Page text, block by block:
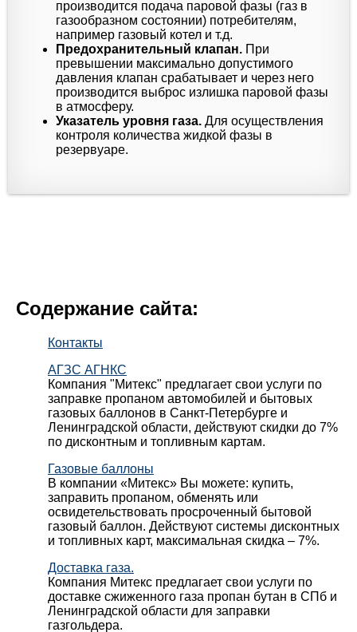
производится подача паровой фазы (газ в
газообразном состоянии) потребителям,
например газовый котел и т.д.
Предохранительный клапан. При
превышении максимально допустимого
давления клапан срабатывает и через него
производится выброс излишка паровой фазы
в атмосферу.
Указатель уровня газа. Для осуществления
контроля количества жидкой фазы в
резервуаре.
Содержание сайта:
Контакты
АГЗС АГНКС
Компания "Митекс" предлагает свои услуги по
заправке пропаном автомобилей и бытовых
газовых баллонов в Санкт-Петербурге и
Ленинградской области, действуют скидки до 7%
по дисконтным и топливным картам.
Газовые баллоны
В компании «Митекс» Вы можете: купить,
заправить пропаном, обменять или
освидетельствовать просроченный бытовой
газовый баллон. Действуют системы дисконтных
и топливных карт, максимальная скидка – 7%.
Доставка газа.
Компания Митекс предлагает свои услуги по
доставке сжиженного газа пропан бутан в СПб и
Ленинградской области для заправки
газгольдера.